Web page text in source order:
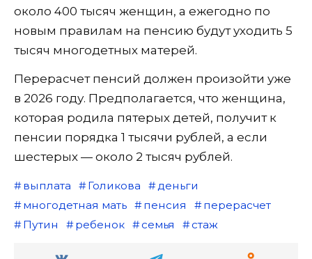
около 400 тысяч женщин, а ежегодно по
новым правилам на пенсию будут уходить 5
тысяч многодетных матерей.
Перерасчет пенсий должен произойти уже
в 2026 году. Предполагается, что женщина,
которая родила пятерых детей, получит к
пенсии порядка 1 тысячи рублей, а если
шестерых — около 2 тысяч рублей.
выплата Голикова
деньги
многодетная мать
пенсия
перерасчет
Путин
ребенок семья стаж